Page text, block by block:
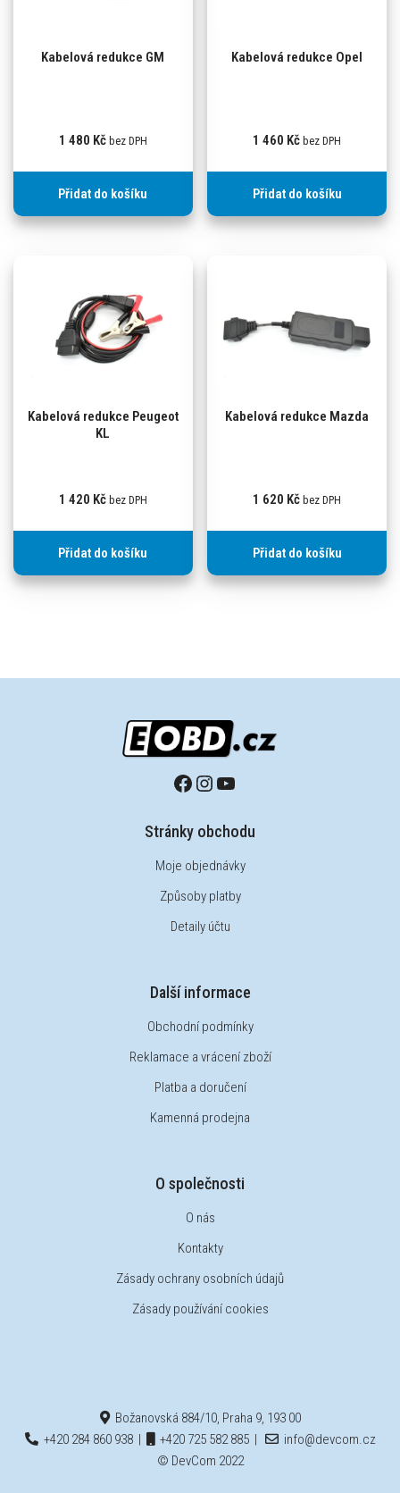
Kabelová redukce GM
1 480 Kč bez DPH
Přidat do košíku
Kabelová redukce Opel
1 460 Kč bez DPH
Přidat do košíku
Kabelová redukce Peugeot
KL
1 420 Kč bez DPH
Přidat do košíku
Kabelová redukce Mazda
1 620 Kč bez DPH
Přidat do košíku
Stránky obchodu
Moje objednávky
Způsoby platby
Detaily účtu
Další informace
Obchodní podmínky
Reklamace a vrácení zboží
Platba a doručení
Kamenná prodejna
O společnosti
O nás
Kontakty
Zásady ochrany osobních údajů
Zásady používání cookies
Božanovská 884/10, Praha 9, 193 00
+420 284 860 938| +420 725 582 885|
info@devcom.cz
© DevCom 2022